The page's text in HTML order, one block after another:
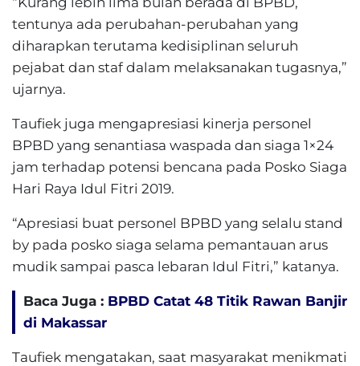
tentunya ada perubahan-perubahan yang
diharapkan terutama kedisiplinan seluruh
pejabat dan staf dalam melaksanakan tugasnya,”
ujarnya.
Taufiek juga mengapresiasi kinerja personel
BPBD yang senantiasa waspada dan siaga 1×24
jam terhadap potensi bencana pada Posko Siaga
Hari Raya Idul Fitri 2019.
“Apresiasi buat personel BPBD yang selalu stand
by pada posko siaga selama pemantauan arus
mudik sampai pasca lebaran Idul Fitri,” katanya.
Baca Juga : BPBD Catat 48 Titik Rawan Banjir
di Makassar
Taufiek mengatakan, saat masyarakat menikmati